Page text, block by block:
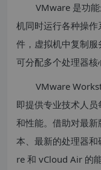
VMware 是功
机同时运行各种操
件，虚拟机中复制
可分配多个处理器核
VMware
即提供专业技术人
和性能。借助对最
本、最新的处理器
re 和 vCloud Air 的